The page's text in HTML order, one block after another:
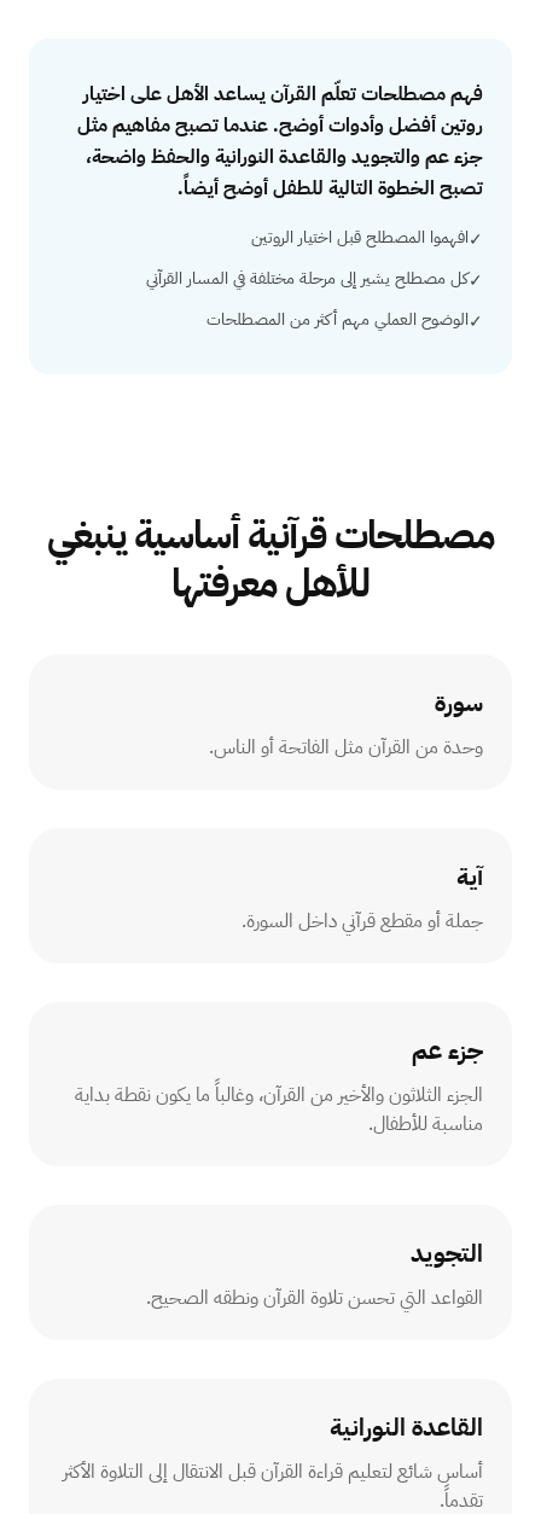
Answer
فهم مصطلحات تعلّم القرآن يساعد الأهل على اختيار
روتين أفضل وأدوات أوضح. عندما تصبح مفاهيم مثل
جزء عم والتجويد والقاعدة النورانية والحفظ واضحة،
تصبح الخطوة التالية للطفل أوضح أيضاً.
✓افهموا المصطلح قبل اختيار الروتين
✓كل مصطلح يشير إلى مرحلة مختلفة في المسار القرآني
✓الوضوح العملي مهم أكثر من المصطلحات
مصطلحات قرآنية أساسية ينبغي
للأهل معرفتها
سورة
وحدة من القرآن مثل الفاتحة أو الناس.
آية
جملة أو مقطع قرآني داخل السورة.
جزء عم
الجزء الثلاثون والأخير من القرآن، وغالباً ما يكون نقطة بداية
مناسبة للأطفال.
التجويد
القواعد التي تحسن تلاوة القرآن ونطقه الصحيح.
القاعدة النورانية
أساس شائع لتعليم قراءة القرآن قبل الانتقال إلى التلاوة الأكثر
تقدماً.